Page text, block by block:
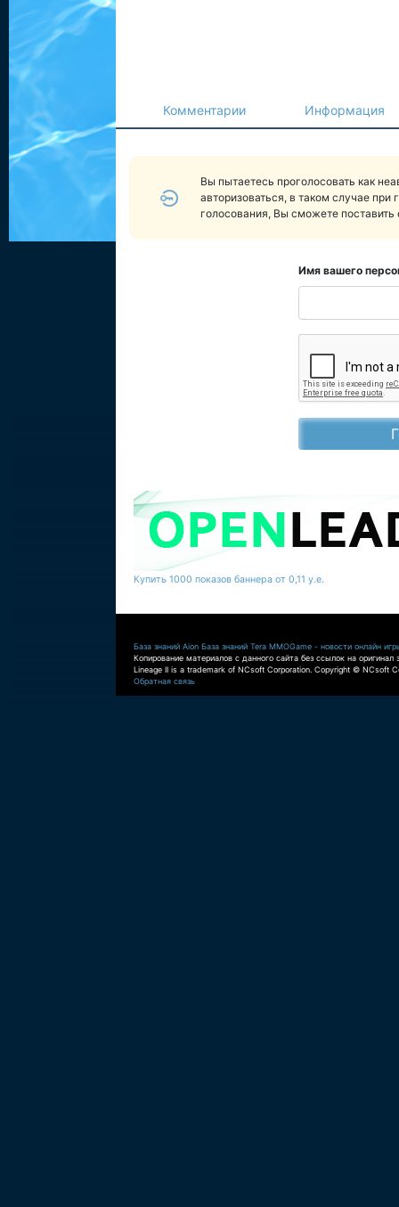
Комментарии Информация
Вы пытаетесь проголосовать как
авторизоваться, в таком случае при
голосования, Вы сможете поставить
Имя вашего
Купить 1000 показов баннера от 0,11 у.е.
База знаний Aion База знаний Tera MMOGame - новости онлайн
Копирование материалов с данного сайта без ссылок на оригинал
Lineage II is a trademark of NCsoft Corporation. Copyright © NCsoft
Обратная связь